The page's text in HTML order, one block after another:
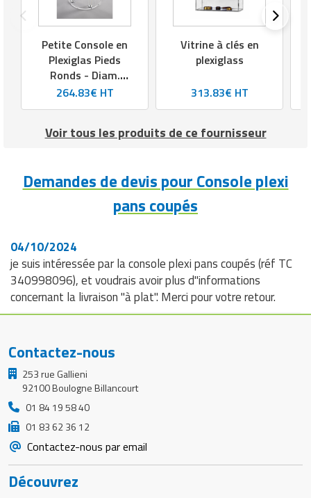
Petite Console en
Plexiglas Pieds
Ronds - Diam.
plateau : 35 cm -
Hauteur : 50 cm
264.83€ HT
Vitrine à clés en
plexiglass
313.83€ HT
Voir tous les produits de ce fournisseur
Demandes de devis pour Console plexi
pans coupés
04/10/2024
je suis intéressée par la console plexi pans coupés (réf TC
340998096), et voudrais avoir plus d"informations
concernant la livraison "à plat". Merci pour votre retour.
Contactez-nous
253 rue Gallieni
92100 Boulogne Billancourt
01 84 19 58 40
01 83 62 36 12
Contactez-nous par email
Découvrez